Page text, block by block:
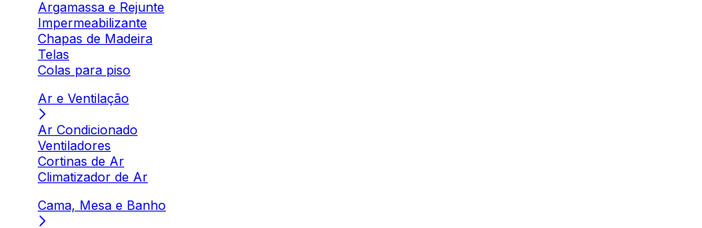
Argamassa e Rejunte
Impermeabilizante
Chapas de Madeira
Telas
Colas para piso
Ar e Ventilação
Ar Condicionado
Ventiladores
Cortinas de Ar
Climatizador de Ar
Cama, Mesa e Banho